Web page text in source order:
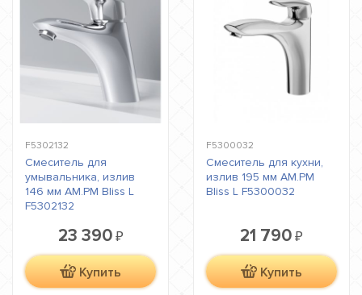
F5302132
Смеситель для
умывальника, излив
146 мм AM.PM Bliss L
F5302132
23 390₽
Купить
F5300032
Смеситель для кухни,
излив 195 мм AM.PM
Bliss L F5300032
21 790 ₽
Купить